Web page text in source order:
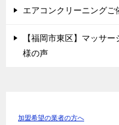
エアコンクリーニング
【福岡市東区】マッサ
様の声
加盟希望の業者の方へ